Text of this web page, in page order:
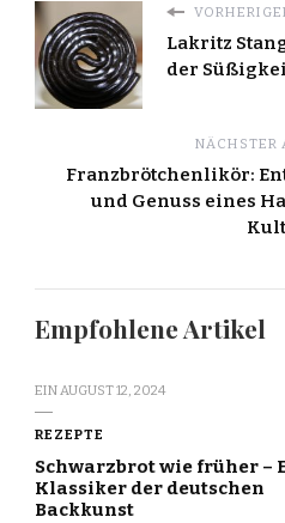
Lakritz
der
NÄCHSTER
Franzbrötchenlikör:
und Genuss eines
Empfohlene Artikel
EINAUGUST 12, 2024
REZEPTE
Schwarzbrot wie früher –
Klassiker der deutschen
Backkunst